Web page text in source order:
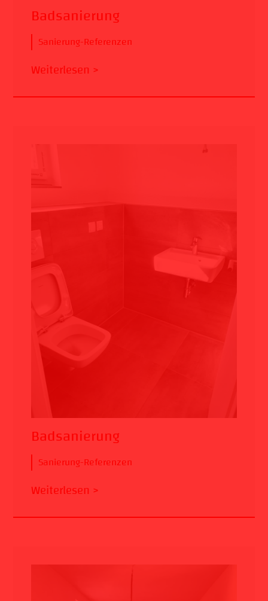
Badsanierung
Sanierung-Referenzen
Weiterlesen >
Badsanierung
Sanierung-Referenzen
Weiterlesen >